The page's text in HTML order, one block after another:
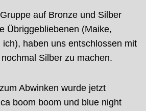
auf Bronze und Silber
Übriggebliebenen (Maike,
haben uns entschlossen mit
Silber zu machen.
Abwinken wurde jetzt
boom boom und blue night